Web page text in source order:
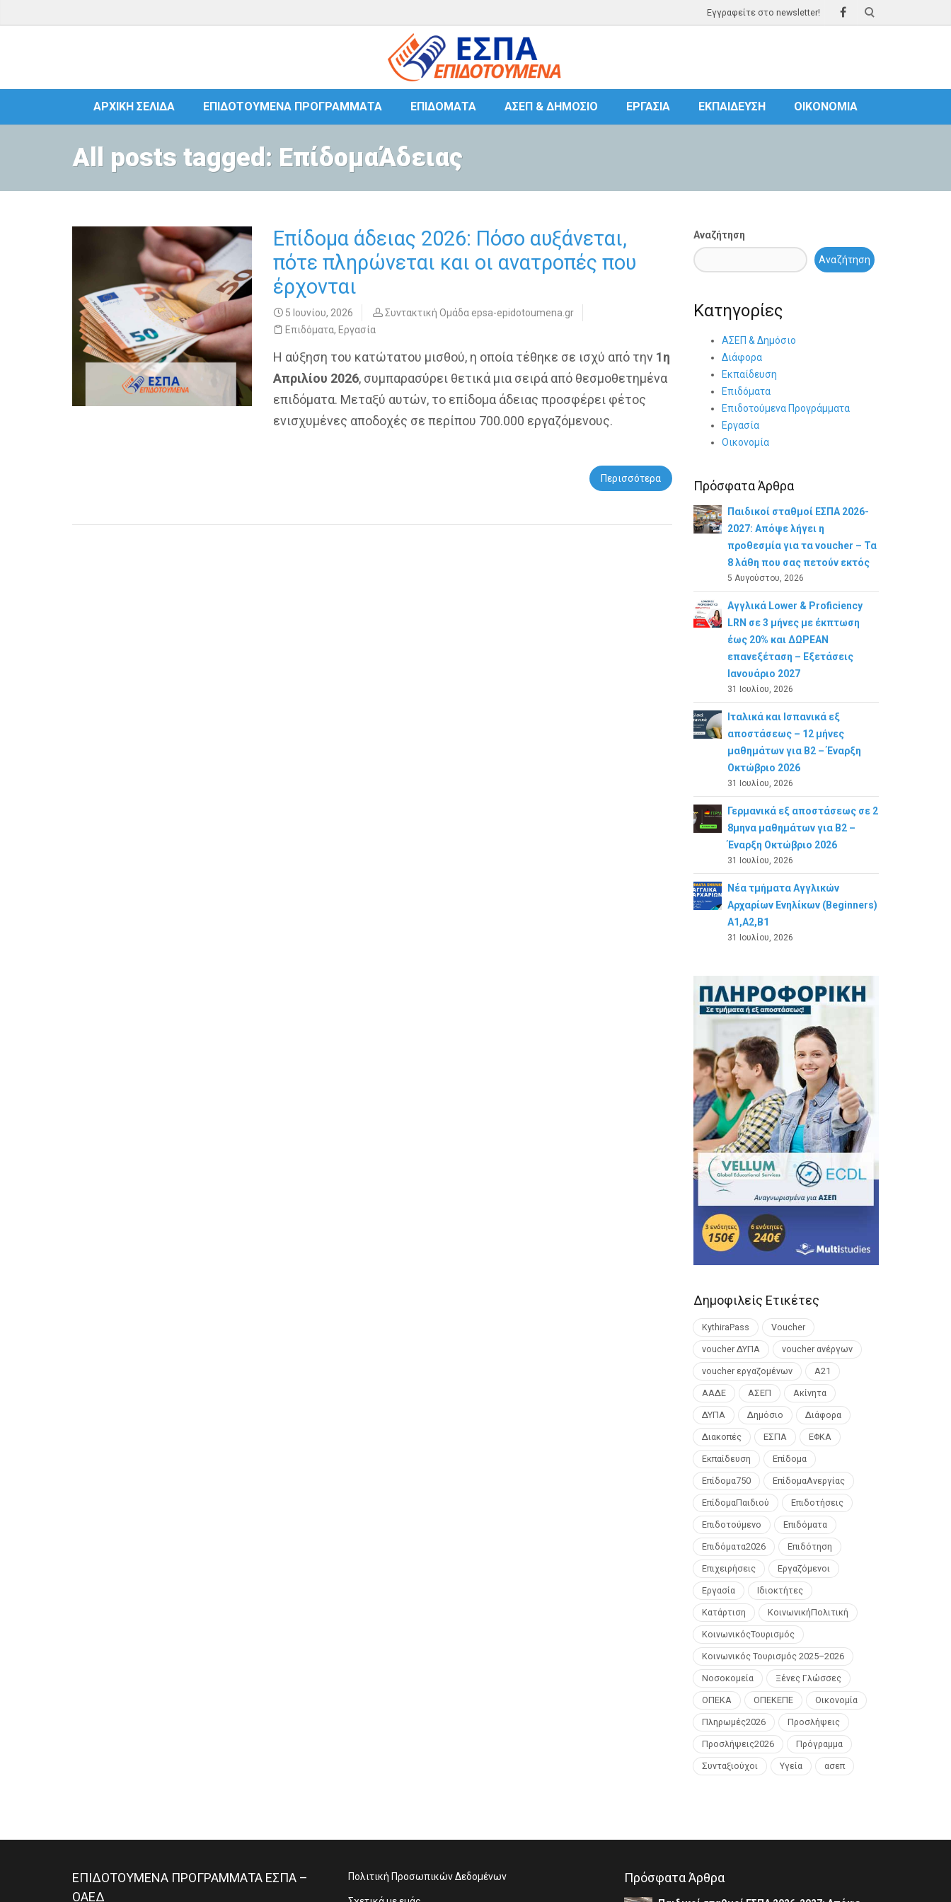
Εγγραφείτε στο newsletter!
ΑΡΧΙΚΉ ΣΕΛΊΔΑ ΕΠΙΔΟΤΟΎΜΕΝΑ ΠΡΟΓΡΆΜΜΑΤΑ ΕΠΙΔΌΜΑΤΑ ΑΣΕΠ & ΔΗΜΌΣΙΟ ΕΡΓΑΣΊΑ ΕΚΠΑΊΔΕΥΣΗ ΟΙΚΟΝΟΜΊΑ
All posts tagged: ΕπίδομαΆδειας
Επίδομα άδειας 2026: Πόσο αυξάνεται,
πότε πληρώνεται και οι ανατροπές που
έρχονται
5 Ιουνίου, 2026
Συντακτική Ομάδα epsa-epidotoumena.gr
Επιδόματα, Εργασία
Η αύξηση του κατώτατου μισθού, η οποία τέθηκε σε ισχύ από την 1η
Απριλίου 2026, συμπαρασύρει θετικά μια σειρά από θεσμοθετημένα
επιδόματα. Μεταξύ αυτών, το επίδομα άδειας προσφέρει φέτος
ενισχυμένες αποδοχές σε περίπου 700.000 εργαζόμενους.
Περισσότερα
Αναζήτηση
Αναζήτηση
Κατηγορίες
ΑΣΕΠ & Δημόσιο
Διάφορα
Εκπαίδευση
Επιδόματα
Επιδοτούμενα Προγράμματα
Εργασία
Οικονομία
Πρόσφατα Άρθρα
Παιδικοί σταθμοί ΕΣΠΑ 2026-
2027: Απόψε λήγει η
προθεσμία για τα voucher – Τα
8 λάθη που σας πετούν εκτός
5 Αυγούστου, 2026
Αγγλικά Lower & Proficiency
LRN σε 3 μήνες με έκπτωση
έως 20% και ΔΩΡΕΑΝ
επανεξέταση – Εξετάσεις
Ιανουάριο 2027
31 Ιουλίου, 2026
Ιταλικά και Ισπανικά εξ
αποστάσεως – 12 μήνες
μαθημάτων για B2 – Έναρξη
Οκτώβριο 2026
31 Ιουλίου, 2026
Γερμανικά εξ αποστάσεως σε 2
8μηνα μαθημάτων για Β2 –
Έναρξη Οκτώβριο 2026
31 Ιουλίου, 2026
Νέα τμήματα Αγγλικών
Αρχαρίων Ενηλίκων (Beginners)
A1,A2,B1
31 Ιουλίου, 2026
Δημοφιλείς Ετικέτες
KythiraPass Voucher
voucher ΔΥΠΑ voucher ανέργων
voucher εργαζομένων Α21
ΑΑΔΕ ΑΣΕΠ Ακίνητα
ΔΥΠΑ Δημόσιο Διάφορα
Διακοπές ΕΣΠΑ ΕΦΚΑ
Εκπαίδευση Επίδομα
Επίδομα750 ΕπίδομαΑνεργίας
ΕπίδομαΠαιδιού Επιδοτήσεις
Επιδοτούμενο Επιδόματα
Επιδόματα2026 Επιδότηση
Επιχειρήσεις Εργαζόμενοι
Εργασία Ιδιοκτήτες
Κατάρτιση ΚοινωνικήΠολιτική
ΚοινωνικόςΤουρισμός
Κοινωνικός Τουρισμός 2025–2026
Νοσοκομεία Ξένες Γλώσσες
ΟΠΕΚΑ ΟΠΕΚΕΠΕ Οικονομία
Πληρωμές2026 Προσλήψεις
Προσλήψεις2026 Πρόγραμμα
Συνταξιούχοι Υγεία ασεπ
ΕΠΙΔΟΤΟΥΜΕΝΑ ΠΡΟΓΡΑΜΜΑΤΑ ΕΣΠΑ –
ΟΑΕΔ
Πολιτική Προσωπικών Δεδομένων Πρόσφατα Άρθρα